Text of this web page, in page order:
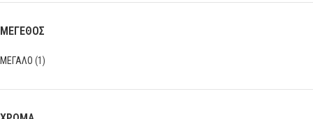
ΜΕΓΕΘΟΣ
ΜΕΓΑΛΟ (1)